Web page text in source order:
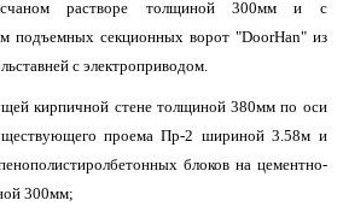
растворе толщиной 300мм и с
подъемных секционных ворот "DoorHan" из
с электроприводом.
кирпичной стене толщиной 380мм по оси
проема Пр-2 шириной 3.58м и
блоков на цементно-
300мм;